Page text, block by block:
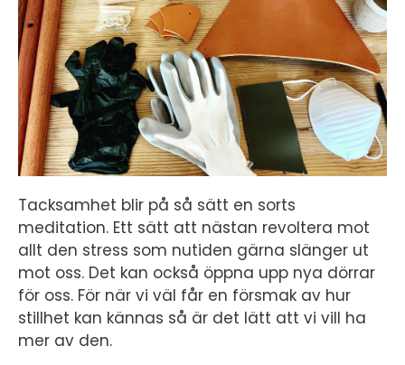
Tacksamhet blir på så sätt en sorts
meditation. Ett sätt att nästan revoltera mot
allt den stress som nutiden gärna slänger ut
mot oss. Det kan också öppna upp nya dörrar
för oss. För när vi väl får en försmak av hur
stillhet kan kännas så är det lätt att vi vill ha
mer av den.